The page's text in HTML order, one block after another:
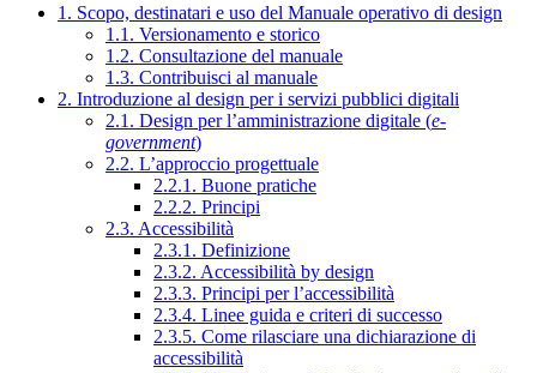
1. Scopo, destinatari e uso del Manuale operativo di design
1.1. Versionamento e storico
1.2. Consultazione del manuale
1.3. Contribuisci al manuale
2. Introduzione al design per i servizi pubblici digitali
2.1. Design per l’amministrazione digitale (e-
government)
2.2. L’approccio progettuale
2.2.1. Buone pratiche
2.2.2. Principi
2.3. Accessibilità
2.3.1. Definizione
2.3.2. Accessibilità by design
2.3.3. Principi per l’accessibilità
2.3.4. Linee guida e criteri di successo
2.3.5. Come rilasciare una dichiarazione di
accessibilità